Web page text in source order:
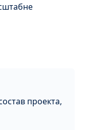
проекта,